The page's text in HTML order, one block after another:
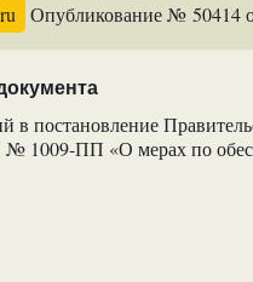
Опубликование № 50414
в постановление
№ 1009-ПП «О мерах по